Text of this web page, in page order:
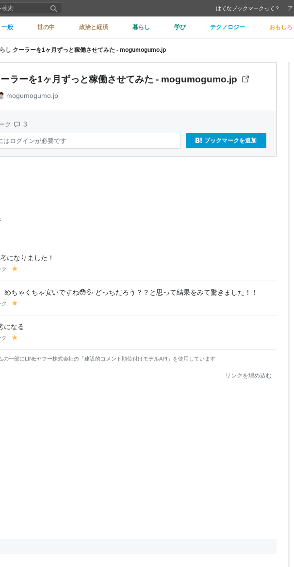
はてなブックマークって？
一般 世の中 政治と経済 暮らし 学び テクノロジー おもしろ
し クーラーを1ヶ月ずっと稼働させてみた - mogumogumo.jp
ラーを1ヶ月ずっと稼働させてみた - mogumogumo.jp
mogumogumo.jp
ク 3
はログインが必要です ブックマークを追加
になりました！
ク
lo
w
めちゃくちゃ安いですね😳💦 どっちだろう？？と思って結果をみて驚きました！！
ク
lo
w
になる
ク
lo
の一部にLINEヤフー株式会社の「建設的コメント順位付けモデルAPI」を使用しています
リンクを埋め込む